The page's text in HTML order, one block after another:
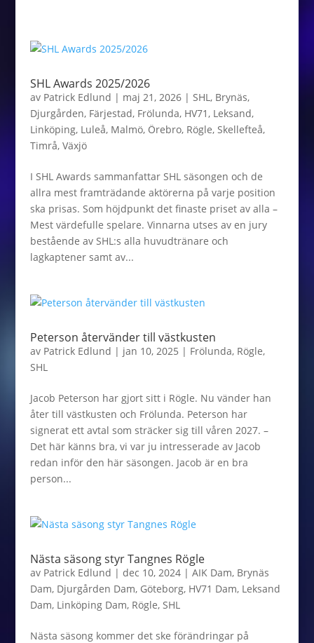
SHL Awards 2025/2026
av Patrick Edlund | maj 21, 2026| SHL, Brynäs,
Djurgården, Färjestad, Frölunda, HV71, Leksand,
Linköping, Luleå, Malmö, Örebro, Rögle, Skellefteå,
Timrå, Växjö
I SHL Awards sammanfattar SHL säsongen och de
allra mest framträdande aktörerna på varje position
ska prisas. Som höjdpunkt det finaste priset av alla –
Mest värdefulle spelare. Vinnarna utses av en jury
bestående av SHL:s alla huvudtränare och
lagkaptener samt av...
Peterson återvänder till västkusten
av Patrick Edlund | jan 10, 2025 | Frölunda, Rögle,
SHL
Jacob Peterson har gjort sitt i Rögle. Nu vänder han
åter till västkusten och Frölunda. Peterson har
signerat ett avtal som sträcker sig till våren 2027. –
Det här känns bra, vi var ju intresserade av Jacob
redan inför den här säsongen. Jacob är en bra
person...
Nästa säsong styr Tangnes Rögle
av Patrick Edlund | dec 10, 2024| AIK Dam, Brynäs
Dam, Djurgården Dam, Göteborg, HV71 Dam, Leksand
Dam, Linköping Dam, Rögle, SHL
Nästa säsong kommer det ske förändringar på